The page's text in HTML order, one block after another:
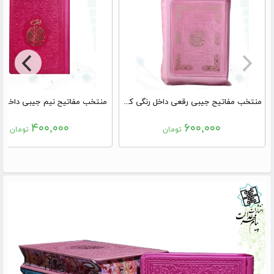
منتخب مفاتیح جیبی رقعی داخل رنگی کیفی زیپی
۶۰۰,۰۰۰ تومان
منتخب مفاتیح نیم جیبی داخل
۴۰۰,۰۰۰ تومان